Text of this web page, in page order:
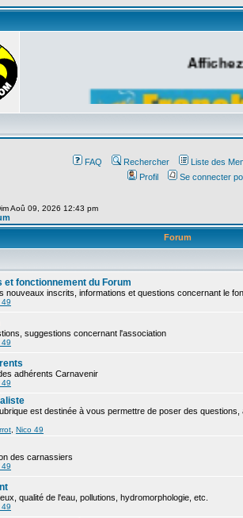
FAQ Rechercher
Liste des
Profil
Se connecter
Aoû 09, 2026 12:43 pm
Forum
et fonctionnement du Forum
nouveaux inscrits, informations et questions concernant le
49
suggestions concernant l'association
49
adhérents Carnavenir
49
est destinée à vous permettre de poser des
Nico 49
des carnassiers
49
qualité de l'eau, pollutions, hydromorphologie, etc.
49